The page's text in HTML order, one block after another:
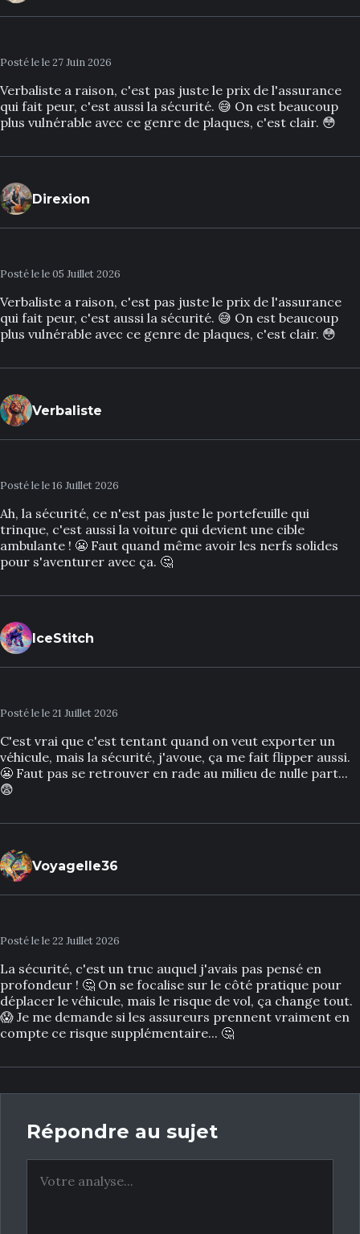
Posté le le 27 Juin 2026
Verbaliste a raison, c'est pas juste le prix de l'assurance
qui fait peur, c'est aussi la sécurité. 😅 On est beaucoup
plus vulnérable avec ce genre de plaques, c'est clair. 😳
Direxion
Posté le le 05 Juillet 2026
Verbaliste a raison, c'est pas juste le prix de l'assurance
qui fait peur, c'est aussi la sécurité. 😅 On est beaucoup
plus vulnérable avec ce genre de plaques, c'est clair. 😳
Verbaliste
Posté le le 16 Juillet 2026
Ah, la sécurité, ce n'est pas juste le portefeuille qui
trinque, c'est aussi la voiture qui devient une cible
ambulante ! 😬 Faut quand même avoir les nerfs solides
pour s'aventurer avec ça. 🤔
IceStitch
Posté le le 21 Juillet 2026
C'est vrai que c'est tentant quand on veut exporter un
véhicule, mais la sécurité, j'avoue, ça me fait flipper aussi.
😬 Faut pas se retrouver en rade au milieu de nulle part...
😨
Voyagelle36
Posté le le 22 Juillet 2026
La sécurité, c'est un truc auquel j'avais pas pensé en
profondeur ! 🤔 On se focalise sur le côté pratique pour
déplacer le véhicule, mais le risque de vol, ça change tout.
😱 Je me demande si les assureurs prennent vraiment en
compte ce risque supplémentaire... 🤔
Répondre au sujet